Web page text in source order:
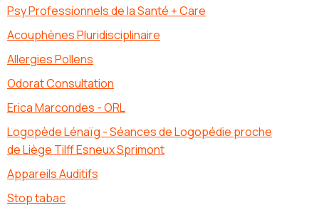
Psy Professionnels de la Santé + Care
Acouphènes Pluridisciplinaire
Allergies Pollens
Odorat Consultation
Erica Marcondes - ORL
Logopède Lénaïg - Séances de Logopédie proche
de Liège Tilff Esneux Sprimont
Appareils Auditifs
Stop tabac